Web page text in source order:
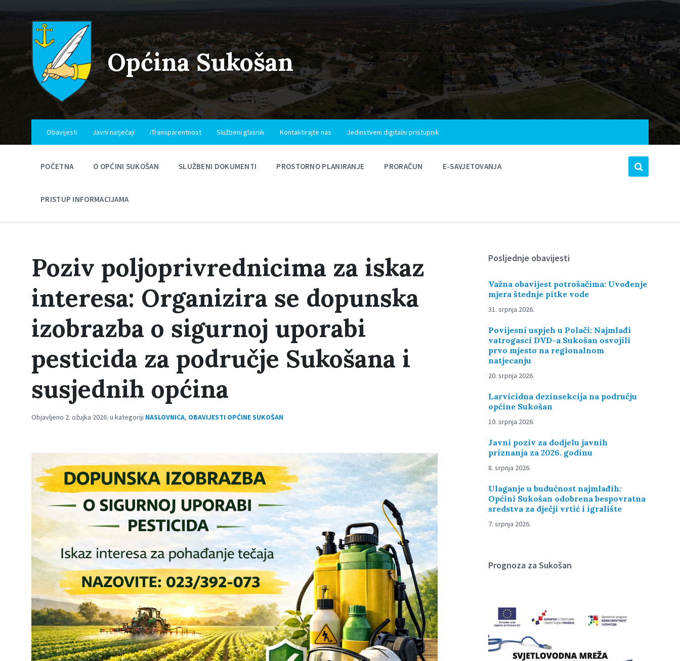
to
content
to
navigation
to
Općina Sukošan
Obavijesti Javni natječaji iTransparentnost Službeni glasnik Kontaktirajte nas Jedinstveni digitalni pristupnik
POČETNA O OPĆINI SUKOŠAN SLUŽBENI DOKUMENTI PROSTORNO PLANIRANJE PRORAČUN E-SAVJETOVANJA
PRISTUP INFORMACIJAMA
Poziv poljoprivrednicima za iskaz
interesa: Organizira se dopunska
izobrazba o sigurnoj uporabi
pesticida za područje Sukošana i
susjednih općina
Objavljeno 2. ožujka 2026. u kategoriji NASLOVNICA, OBAVIJESTI OPĆINE SUKOŠAN
Posljednje obavijesti
Važna obavijest potrošačima: Uvođenje
mjera štednje pitke vode
31. srpnja 2026.
Povijesni uspjeh u Polači: Najmlađi
vatrogasci DVD-a Sukošan osvojili
prvo mjesto na regionalnom
natjecanju
20. srpnja 2026.
Larvicidna dezinsekcija na području
općine Sukošan
10. srpnja 2026.
Javni poziv za dodjelu javnih
priznanja za 2026. godinu
8. srpnja 2026.
Ulaganje u budućnost najmlađih:
Općini Sukošan odobrena bespovratna
sredstva za dječji vrtić i igralište
7. srpnja 2026.
Prognoza za Sukošan